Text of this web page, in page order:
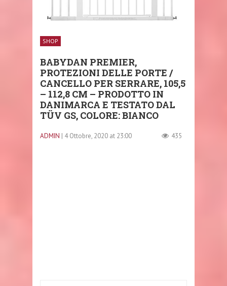
SHOP
BABYDAN PREMIER,
PROTEZIONI DELLE PORTE /
CANCELLO PER SERRARE, 105,5
– 112,8 CM – PRODOTTO IN
DANIMARCA E TESTATO DAL
TÜV GS, COLORE: BIANCO
ADMIN | 4 Ottobre, 2020 at 23:00 435